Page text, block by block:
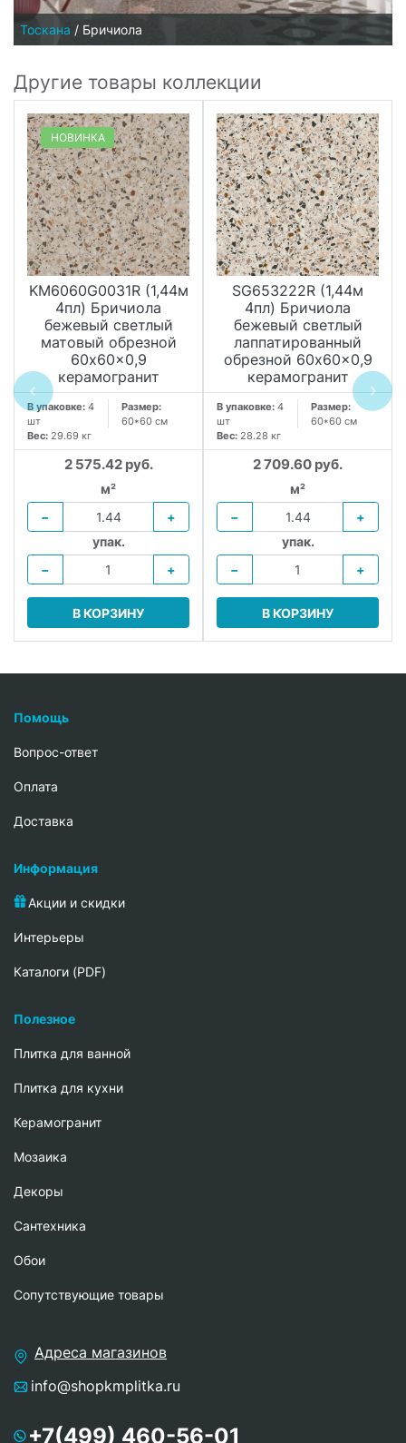
Тоскана / Бричиола
Другие товары коллекции
НОВИНКА
KM6060G0031R (1,44м
4пл) Бричиола
бежевый светлый
матовый обрезной
60x60x0,9
керамогранит
В упаковке: 4
шт
Размер:
60*60 см
Вес: 29.69 кг
2 575.42 руб.
м²
−
+
упак.
−
+
В КОРЗИНУ
SG653222R (1,44м
4пл) Бричиола
бежевый светлый
лаппатированный
обрезной 60x60x0,9
керамогранит
В упаковке: 4
шт
Размер:
60*60 см
Вес: 28.28 кг
2 709.60 руб.
м²
−
+
упак.
−
+
В КОРЗИНУ
Помощь
Вопрос-ответ
Oплата
Доставка
Информация
Акции и скидки
Интерьеры
Каталоги (PDF)
Полезное
Плитка для ванной
Плитка для кухни
Керамогранит
Мозаика
Декоры
Сантехника
Обои
Сопутствующие товары
Адреса магазинов
info@shopkmplitka.ru
+7(499) 460-56-01